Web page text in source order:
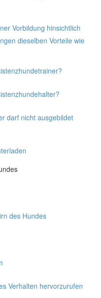
Vorbildung hinsichtlich
dieselben Vorteile wie
darf nicht ausgebildet
des Hundes
Verhalten hervorzurufen